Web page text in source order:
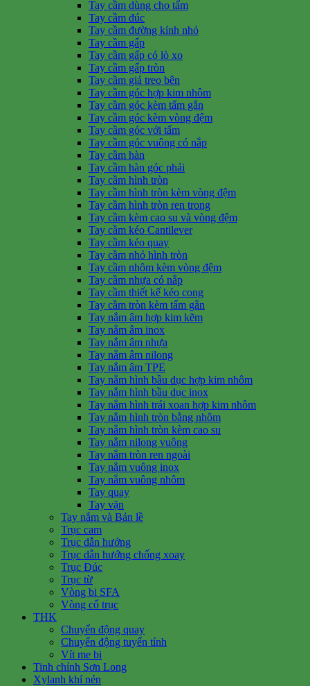
Tay cầm dùng cho tấm
Tay cầm đúc
Tay cầm đường kính nhỏ
Tay cầm gấp
Tay cầm gấp có lò xo
Tay cầm gấp tròn
Tay cầm giá treo bên
Tay cầm góc hợp kim nhôm
Tay cầm góc kèm tấm gắn
Tay cầm góc kèm vòng đệm
Tay cầm góc với tấm
Tay cầm góc vuông có nắp
Tay cầm hàn
Tay cầm hàn góc phải
Tay cầm hình tròn
Tay cầm hình tròn kèm vòng đệm
Tay cầm hình tròn ren trong
Tay cầm kèm cao su và vòng đệm
Tay cầm kéo Cantilever
Tay cầm kéo quay
Tay cầm nhỏ hình tròn
Tay cầm nhôm kèm vòng đệm
Tay cầm nhựa có nắp
Tay cầm thiết kế kéo cong
Tay cầm tròn kèm tấm gắn
Tay nắm âm hợp kim kẽm
Tay nắm âm inox
Tay nắm âm nhựa
Tay nắm âm nilong
Tay nắm âm TPE
Tay nắm hình bầu dục hợp kim nhôm
Tay nắm hình bầu dục inox
Tay nắm hình trái xoan hợp kim nhôm
Tay nắm hình tròn bằng nhôm
Tay nắm hình tròn kèm cao su
Tay nắm nilong vuông
Tay nắm tròn ren ngoài
Tay nắm vuông inox
Tay nắm vuông nhôm
Tay quay
Tay vặn
Tay nắm và Bản lề
Trục cam
Trục dẫn hướng
Trục dẫn hướng chống xoay
Trục Đúc
Trục từ
Vòng bi SFA
Vòng cổ trục
THK
Chuyển động quay
Chuyển động tuyến tính
Vít me bi
Tinh chỉnh Sơn Long
Xylanh khí nén